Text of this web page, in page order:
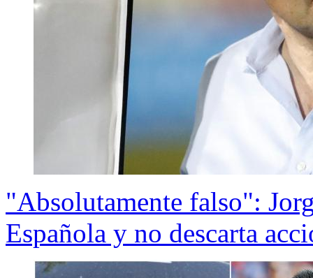
"Absolutamente falso":
Española y no descarta